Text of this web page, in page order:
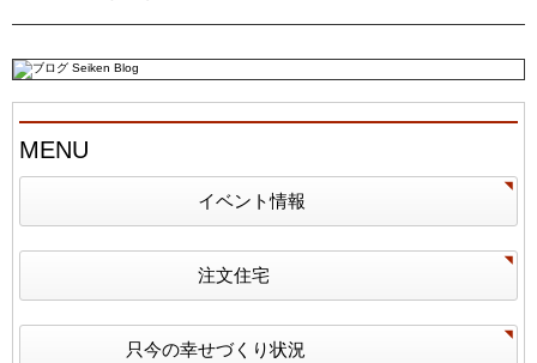
MENU
イベント情報
注文住宅
只今の幸せづくり状況